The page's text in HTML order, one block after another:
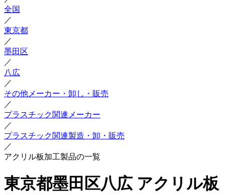
全国
／
東京都
／
墨田区
／
八広
／
その他メーカー・卸し・販売
／
プラスチック関連メーカー
／
プラスチック関連製造・卸・販売
／
アクリル板加工製品の一覧
東京都墨田区八広 アクリル板